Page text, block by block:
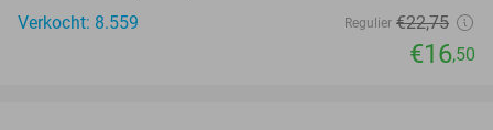
Verkocht: 8.559
Regulier €22,75
€16,50